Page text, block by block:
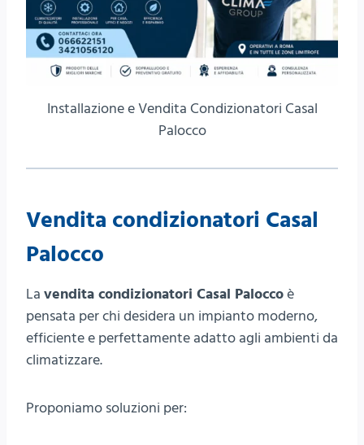
Installazione e Vendita Condizionatori Casal
Palocco
Vendita condizionatori Casal
Palocco
La vendita condizionatori Casal Paloccoè
pensata per chi desidera un impianto moderno,
efficiente e perfettamente adatto agli ambienti da
climatizzare.
Proponiamo soluzioni per: